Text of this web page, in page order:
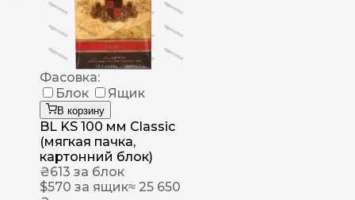
Фасовка:
Блок
Ящик
В корзину
BL KS 100 мм Classic
(мягкая пачка,
картонний блок)
₴613 за блок
$570 за ящик≈ 25 650